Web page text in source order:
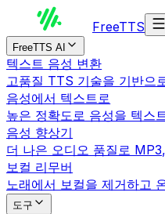
FreeTTS
FreeTTS AI
텍스트 음성 변환
고품질 TTS 기술을 기반으
음성에서 텍스트로
높은 정확도로 음성을 텍스
음성 향상기
더 나은 오디오 품질로
보컬 리무버
노래에서 보컬을 제거하고
도구